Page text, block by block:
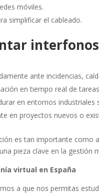
móviles.
simplificar el cableado.
ante incidencias,
en tiempo real de
en entornos
en proyectos nuevos o
es tan importante como
pieza clave en la gestión
virtual en España
a que nos permitas